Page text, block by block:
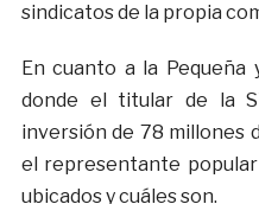
sindicatos de la propia
En cuanto a la Pequeña
donde el titular de la
inversión de 78 millones
el representante
ubicados y cuáles son.